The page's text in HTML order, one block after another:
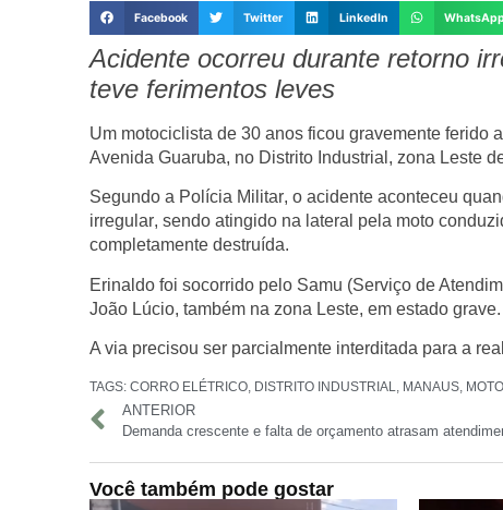
Facebook Twitter LinkedIn
Acidente ocorreu durante retorno
teve ferimentos leves
Um motociclista de 30 anos ficou gravemente ferido
Avenida Guaruba, no Distrito Industrial , zona Leste
Segundo a Polícia Militar, o acidente aconteceu
irregular, sendo atingido na lateral pela moto
completamente destruída.
Erinaldo foi socorrido pelo Samu (Serviço de
João Lúcio, também na zona Leste, em estado
A via precisou ser parcialmente interditada para a
TAGS: CORRO ELÉTRICO DISTRITO INDUSTRIAL MANAUS
ANTERIOR
Você também pode gostar